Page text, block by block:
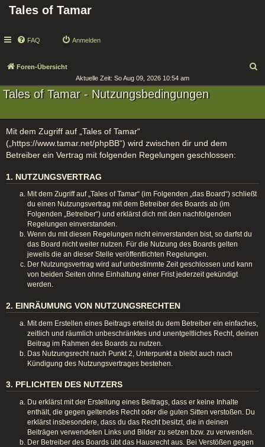
Tales of Tamar
FAQ Anmelden
Foren-Übersicht
Aktuelle Zeit: So Aug 09, 2026 10:54 am
Tales of Tamar - Nutzungsbedingungen
Mit dem Zugriff auf „Tales of Tamar“
(„https://www.tamar.net/phpBB“) wird zwischen dir und dem
Betreiber ein Vertrag mit folgenden Regelungen geschlossen:
1. NUTZUNGSVERTRAG
Mit dem Zugriff auf „Tales of Tamar“ (im Folgenden „das Board“) schließt
du einen Nutzungsvertrag mit dem Betreiber des Boards ab (im
Folgenden „Betreiber“) und erklärst dich mit den nachfolgenden
Regelungen einverstanden.
Wenn du mit diesen Regelungen nicht einverstanden bist, so darfst du
das Board nicht weiter nutzen. Für die Nutzung des Boards gelten
jeweils die an dieser Stelle veröffentlichten Regelungen.
Der Nutzungsvertrag wird auf unbestimmte Zeit geschlossen und kann
von beiden Seiten ohne Einhaltung einer Frist jederzeit gekündigt
werden.
2. EINRÄUMUNG VON NUTZUNGSRECHTEN
Mit dem Erstellen eines Beitrags erteilst du dem Betreiber ein einfaches,
zeitlich und räumlich unbeschränktes und unentgeltliches Recht, deinen
Beitrag im Rahmen des Boards zu nutzen.
Das Nutzungsrecht nach Punkt 2, Unterpunkt a bleibt auch nach
Kündigung des Nutzungsvertrages bestehen.
3. PFLICHTEN DES NUTZERS
Du erklärst mit der Erstellung eines Beitrags, dass er keine Inhalte
enthält, die gegen geltendes Recht oder die guten Sitten verstoßen. Du
erklärst insbesondere, dass du das Recht besitzt, die in deinen
Beiträgen verwendeten Links und Bilder zu setzen bzw. zu verwenden.
Der Betreiber des Boards übt das Hausrecht aus. Bei Verstößen gegen